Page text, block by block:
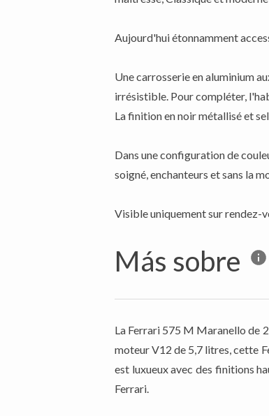
Aujourd'hui étonnamment
Une carrosserie en aluminium
irrésistible. Pour compléter,
La finition en noir métallisé et
Dans une configuration de
soigné, enchanteurs et sans la
Visible uniquement sur rendez-
Más sobre
La Ferrari 575 M Maranello de
moteur V12 de 5,7 litres, cette
est luxueux avec des finitions
Ferrari.